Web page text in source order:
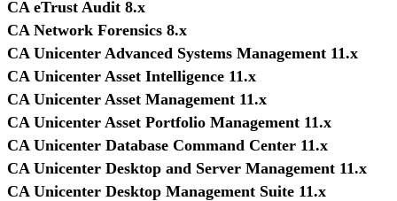
CA eTrust Audit 8.x
CA Network Forensics 8.x
CA Unicenter Advanced Systems Management 11.x
CA Unicenter Asset Intelligence 11.x
CA Unicenter Asset Management 11.x
CA Unicenter Asset Portfolio Management 11.x
CA Unicenter Database Command Center 11.x
CA Unicenter Desktop and Server Management 11.x
CA Unicenter Desktop Management Suite 11.x